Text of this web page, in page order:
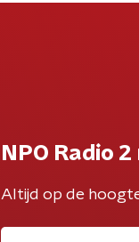
NPO Radio
Altijd op de